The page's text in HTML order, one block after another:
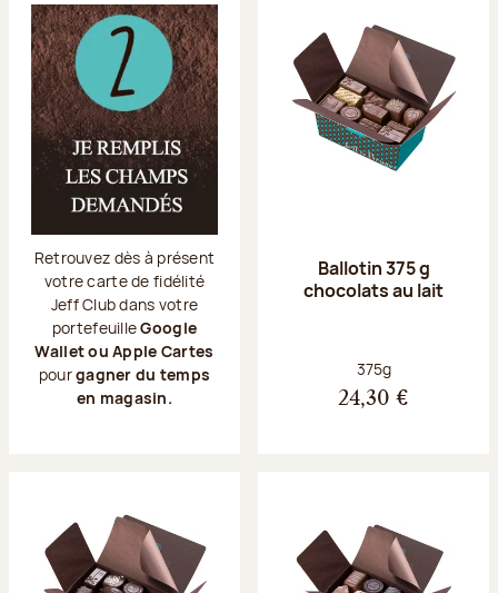
Retrouvez dès à présent
votre carte de fidélité
Jeff Club dans votre
portefeuilleGoogle
Wallet ou Apple Cartes
pourgagner du temps
en magasin.
Ballotin 375 g
chocolats au lait
Poids net :
375g
24,30 €